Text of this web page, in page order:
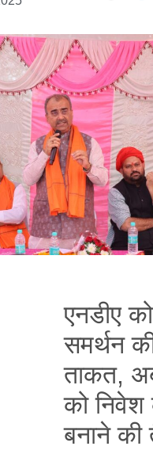
एनडीए
समर्थन
ताकत,
को निवेश
बनाने की